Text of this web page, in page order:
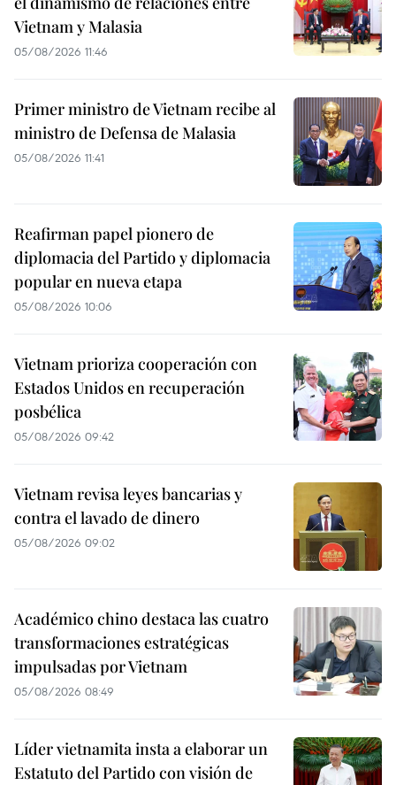
Vietnam y Malasia
05/08/2026 11:46
Primer ministro de Vietnam recibe al
ministro de Defensa de Malasia
05/08/2026 11:41
Reafirman papel pionero de
diplomacia del Partido y diplomacia
popular en nueva etapa
05/08/2026 10:06
Vietnam prioriza cooperación con
Estados Unidos en recuperación
posbélica
05/08/2026 09:42
Vietnam revisa leyes bancarias y
contra el lavado de dinero
05/08/2026 09:02
Académico chino destaca las cuatro
transformaciones estratégicas
impulsadas por Vietnam
05/08/2026 08:49
Líder vietnamita insta a elaborar un
Estatuto del Partido con visión de